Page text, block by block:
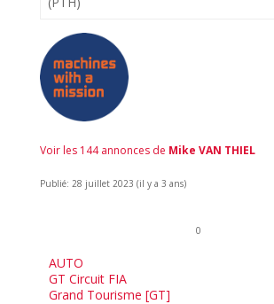
Voir les 144 annonces de Mike VAN THIEL
Publié: 28 juillet 2023 (il y a 3 ans)
0
AUTO
GT Circuit FIA
Grand Tourisme [GT]